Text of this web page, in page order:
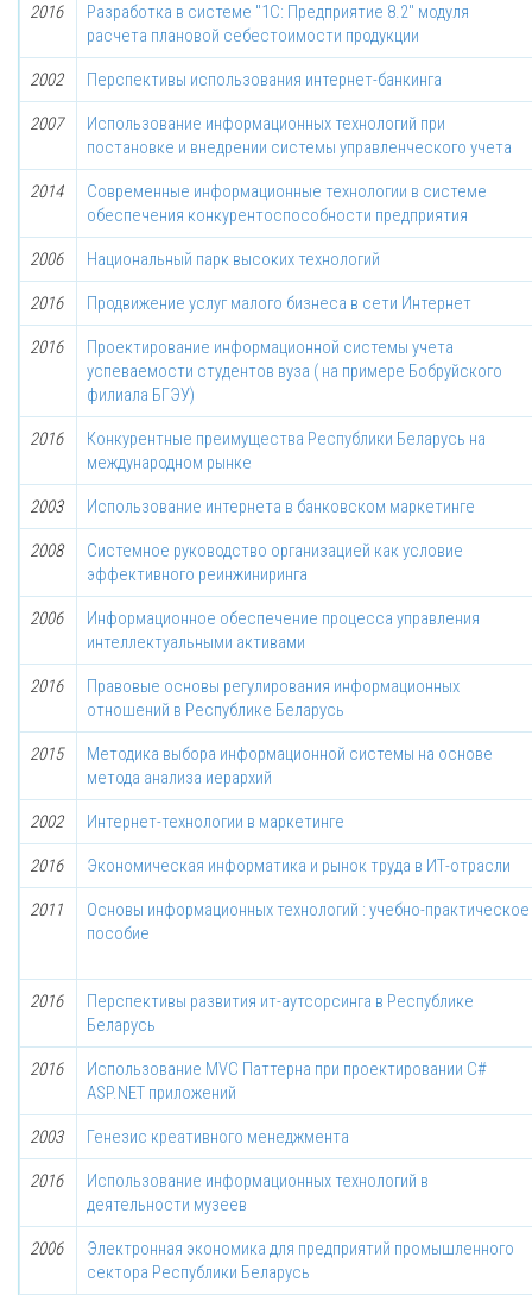
2016
Разработка в системе "1С: Предприятие 8.2" модуля
расчета плановой себестоимости продукции
2002 Перспективы использования интернет-банкинга
2007
Использование информационных технологий при
постановке и внедрении системы управленческого учета
2014
Современные информационные технологии в системе
обеспечения конкурентоспособности предприятия
2006 Национальный парк высоких технологий
2016 Продвижение услуг малого бизнеса в сети Интернет
2016
Проектирование информационной системы учета
успеваемости студентов вуза ( на примере Бобруйского
филиала БГЭУ)
2016
Конкурентные преимущества Республики Беларусь на
международном рынке
2003 Использование интернета в банковском маркетинге
2008
Системное руководство организацией как условие
эффективного реинжиниринга
2006
Информационное обеспечение процесса управления
интеллектуальными активами
2016
Правовые основы регулирования информационных
отношений в Республике Беларусь
2015
Методика выбора информационной системы на основе
метода анализа иерархий
2002 Интернет-технологии в маркетинге
2016 Экономическая информатика и рынок труда в ИТ-отрасли
2011
Основы информационных технологий : учебно-практическое
пособие
2016
Перспективы развития ит-аутсорсинга в Республике
Беларусь
2016
Использование MVC Паттерна при проектировании C#
ASP.NET приложений
2003 Генезис креативного менеджмента
2016
Использование информационных технологий в
деятельности музеев
2006
Электронная экономика для предприятий промышленного
сектора Республики Беларусь